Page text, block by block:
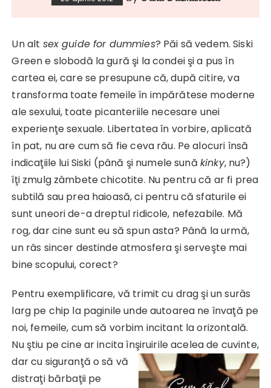
Un alt sex guide for dummies? Păi să vedem. Siski
Green e slobodă la gură şi la condei şi a pus în
cartea ei, care se presupune că, după citire, va
transforma toate femeile în impărătese moderne
ale sexului, toate picanteriile necesare unei
experienţe sexuale. Libertatea în vorbire, aplicată
în pat, nu are cum să fie ceva rău. Pe alocuri însă
indicaţiile lui Siski (până şi numele sună kinky, nu?)
îţi zmulg zâmbete chicotite. Nu pentru că ar fi prea
subtilă sau prea haioasă, ci pentru că sfaturile ei
sunt uneori de-a dreptul ridicole, nefezabile. Mă
rog, dar cine sunt eu să spun asta? Până la urmă,
un râs sincer destinde atmosfera şi serveşte mai
bine scopului, corect?
Pentru exemplificare, vă trimit cu drag şi un surâs
larg pe chip la paginile unde autoarea ne învaţă pe
noi, femeile, cum să vorbim incitant la orizontală.
Nu ştiu pe cine ar incita înşiruirileacelea de cuvinte,
dar cu siguranţă o să vă
distraţi bărbaţii pe